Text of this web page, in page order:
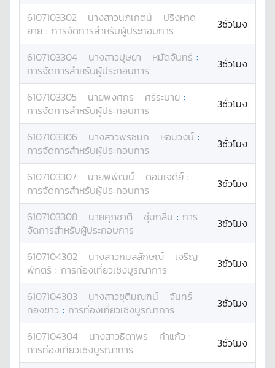
6107103302 นางสาวนภเกตน์
ปริงหาด
ยาย : การจัดการสำหรับผู้ประกอบการ 3ชั่วโมง
6107103304 นางสาวปุษยา หมัดจันทร์ :
การจัดการสำหรับผู้ประกอบการ
3ชั่วโมง
6107103305 นายพงศกร ศรีระบาย :
การจัดการสำหรับผู้ประกอบการ
3ชั่วโมง
6107103306 นางสาวพรชนก หอมวงษ์ :
การจัดการสำหรับผู้ประกอบการ
3ชั่วโมง
6107103307 นายพิพัฒน์ ดอนเจดีย์ :
การจัดการสำหรับผู้ประกอบการ
3ชั่วโมง
6107103308 นายศุภชาติ ชุ่มกลิ่น : การ
จัดการสำหรับผู้ประกอบการ
3ชั่วโมง
6107104302 นางสาวกมลลักษณ์
เจริญ
พักตร์ : การท่องเที่ยวเชิงบูรณาการ 3ชั่วโมง
6107104303 นางสาวชุติมณฑน์
จันทร์
ทองขาว : การท่องเที่ยวเชิงบูรณาการ 3ชั่วโมง
6107104304 นางสาวธิดาพร คำแก้ว :
การท่องเที่ยวเชิงบูรณาการ
3ชั่วโมง